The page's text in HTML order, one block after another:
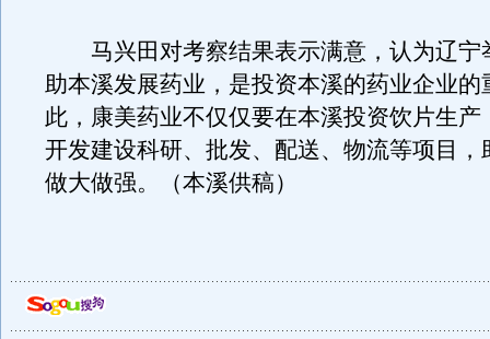
马兴田对考察结果表示满意，认为辽宁
助本溪发展药业，是投资本溪的药业企业的
此，康美药业不仅仅要在本溪投资饮片生产
开发建设科研、批发、配送、物流等项目，
做大做强。（本溪供稿）